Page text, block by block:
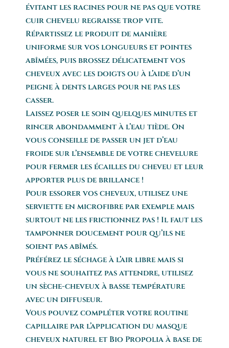
évitant les racines pour ne pas que votre
cuir chevelu regraisse trop vite.
Répartissez le produit de manière
uniforme sur vos longueurs et pointes
abîmées, puis brossez délicatement vos
cheveux avec les doigts ou à l’aide d’un
peigne à dents larges pour ne pas les
casser.
Laissez poser le soin quelques minutes et
rincer abondamment à l’eau tiède. On
vous conseille de passer un jet d’eau
froide sur l’ensemble de votre chevelure
pour fermer les écailles du cheveu et leur
apporter plus de brillance !
Pour essorer vos cheveux, utilisez une
serviette en microfibre par exemple mais
surtout ne les frictionnez pas ! Il faut les
tamponner doucement pour qu’ils ne
soient pas abîmés.
Préférez le séchage à l’air libre mais si
vous ne souhaitez pas attendre, utilisez
un sèche-cheveux à basse température
avec un diffuseur.
Vous pouvez compléter votre routine
capillaire par l’application du masque
cheveux naturel et Bio Propolia à base de